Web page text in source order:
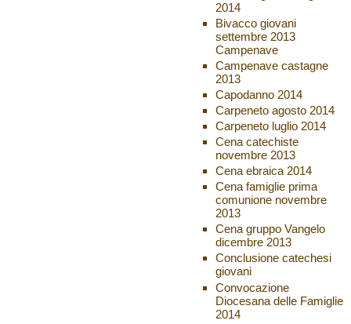
2014
Bivacco giovani
settembre 2013
Campenave
Campenave castagne
2013
Capodanno 2014
Carpeneto agosto 2014
Carpeneto luglio 2014
Cena catechiste
novembre 2013
Cena ebraica 2014
Cena famiglie prima
comunione novembre
2013
Cena gruppo Vangelo
dicembre 2013
Conclusione catechesi
giovani
Convocazione
Diocesana delle Famiglie
2014